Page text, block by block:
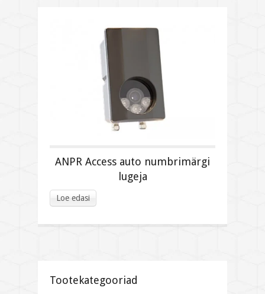
ANPR Access auto numbrimärgi
lugeja
Loe edasi
Tootekategooriad